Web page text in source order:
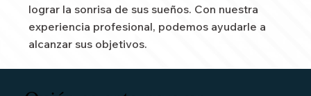
lograr la sonrisa de sus sueños. Con nuestra
experiencia profesional, podemos ayudarle a
alcanzar sus objetivos.